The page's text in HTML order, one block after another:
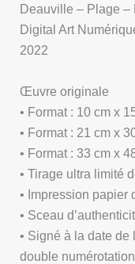
Deauville – Plage –
Digital Art
2022
Œuvre originale
• Format : 10 cm x
• Format : 21 cm x
• Format : 33 cm x
• Tirage ultra limité
• Impression papier
• Sceau
• Signé à la date de
double